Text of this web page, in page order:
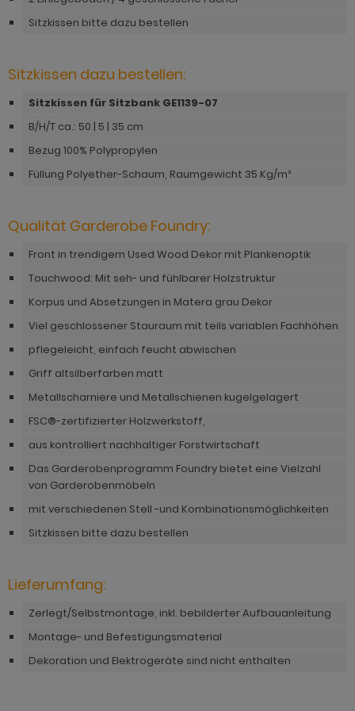
Sitzkissen bitte dazu bestellen
Sitzkissen dazu bestellen:
Sitzkissen für Sitzbank GE1139-07
B/H/T ca.: 50 | 5 | 35 cm
Bezug 100% Polypropylen
Füllung Polyether-Schaum, Raumgewicht 35 Kg/m³
Qualität Garderobe Foundry:
Front in trendigem Used Wood Dekor mit Plankenoptik
Touchwood: Mit seh- und fühlbarer Holzstruktur
Korpus und Absetzungen in Matera grau Dekor
Viel geschlossener Stauraum mit teils variablen Fachhöhen
pflegeleicht, einfach feucht abwischen
Griff altsilberfarben matt
Metallscharniere und Metallschienen kugelgelagert
FSC®-zertifizierter Holzwerkstoff,
aus kontrolliert nachhaltiger Forstwirtschaft
Das Garderobenprogramm Foundry bietet eine Vielzahl
von Garderobenmöbeln
mit verschiedenen Stell -und Kombinationsmöglichkeiten
Sitzkissen bitte dazu bestellen
Lieferumfang:
Zerlegt/Selbstmontage, inkl. bebilderter Aufbauanleitung
Montage- und Befestigungsmaterial
Dekoration und Elektrogeräte sind nicht enthalten
Niran
Norwich
Onawa grau
Onawa grün
Onawa weiß
Option Kaschmir
Piano
Ribera
Rivian
Ronson
Scandik
Sena
Seyne
Stove Old Style hell
Sunroof
Norris
Ocean
Paterno
Piano
Positano
Ribera
Rideau
Rivian
Romina
Ronin Eiche
Ronin Esche
Ronson
Rooky weiß
Rubin weiß
Scandik
Sentra